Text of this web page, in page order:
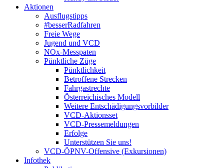
Aktionen
Ausflugstipps
#besserRadfahren
Freie Wege
Jugend und VCD
NOx-Messpaten
Pünktliche Züge
Pünktlichkeit
Betroffene Strecken
Fahrgastrechte
Österreichisches Modell
Weitere Entschädigungsvorbilder
VCD-Aktionsset
VCD-Pressemeldungen
Erfolge
Unterstützen Sie uns!
VCD-ÖPNV-Offensive (Exkursionen)
Infothek